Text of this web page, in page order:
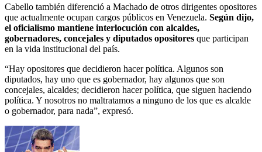
Cabello también diferenció a Machado de otros dirigentes opositores
que actualmente ocupan cargos públicos en Venezuela. Según dijo,
el oficialismo mantiene interlocución con alcaldes,
gobernadores, concejales y diputados opositores que participan
en la vida institucional del país.
“Hay opositores que decidieron hacer política. Algunos son
diputados, hay uno que es gobernador, hay algunos que son
concejales, alcaldes; decidieron hacer política, que siguen haciendo
política. Y nosotros no maltratamos a ninguno de los que es alcalde
o gobernador, para nada”, expresó.